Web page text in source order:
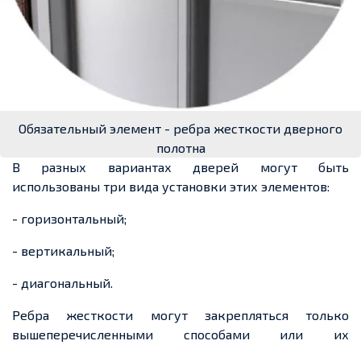
Обязательный элемент - ребра жесткости дверного
полотна
В разных вариантах дверей могут быть
использованы три вида установки этих элементов:
- горизонтальный;
- вертикальный;
- диагональный.
Ребра жесткости могут закрепляться только
вышеперечисленными способами или их